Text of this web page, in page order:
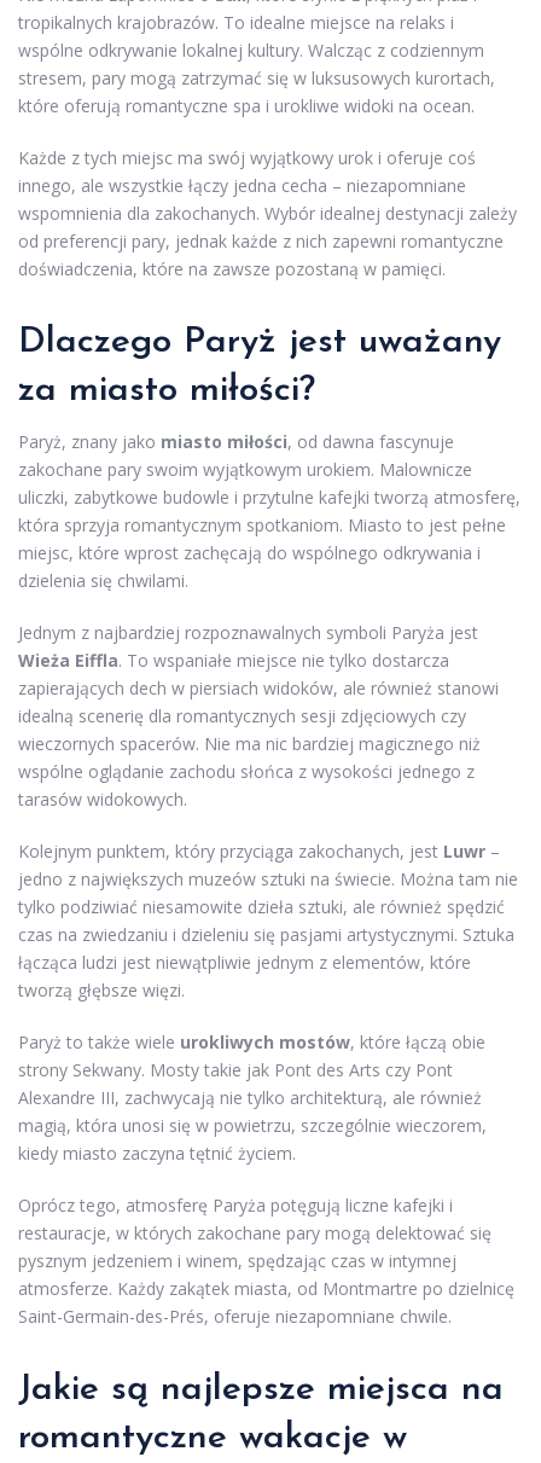
tropikalnych krajobrazów. To idealne miejsce na relaks i
wspólne odkrywanie lokalnej kultury. Walcząc z codziennym
stresem, pary mogą zatrzymać się w luksusowych kurortach,
które oferują romantyczne spa i urokliwe widoki na ocean.
Każde z tych miejsc ma swój wyjątkowy urok i oferuje coś
innego, ale wszystkie łączy jedna cecha – niezapomniane
wspomnienia dla zakochanych. Wybór idealnej destynacji zależy
od preferencji pary, jednak każde z nich zapewni romantyczne
doświadczenia, które na zawsze pozostaną w pamięci.
Dlaczego Paryż jest uważany
za miasto miłości?
Paryż, znany jako miasto miłości, od dawna fascynuje
zakochane pary swoim wyjątkowym urokiem. Malownicze
uliczki, zabytkowe budowle i przytulne kafejki tworzą atmosferę,
która sprzyja romantycznym spotkaniom. Miasto to jest pełne
miejsc, które wprost zachęcają do wspólnego odkrywania i
dzielenia się chwilami.
Jednym z najbardziej rozpoznawalnych symboli Paryża jest
Wieża Eiffla. To wspaniałe miejsce nie tylko dostarcza
zapierających dech w piersiach widoków, ale również stanowi
idealną scenerię dla romantycznych sesji zdjęciowych czy
wieczornych spacerów. Nie ma nic bardziej magicznego niż
wspólne oglądanie zachodu słońca z wysokości jednego z
tarasów widokowych.
Kolejnym punktem, który przyciąga zakochanych, jest Luwr –
jedno z największych muzeów sztuki na świecie. Można tam nie
tylko podziwiać niesamowite dzieła sztuki, ale również spędzić
czas na zwiedzaniu i dzieleniu się pasjami artystycznymi. Sztuka
łącząca ludzi jest niewątpliwie jednym z elementów, które
tworzą głębsze więzi.
Paryż to także wiele urokliwych mostów, które łączą obie
strony Sekwany. Mosty takie jak Pont des Arts czy Pont
Alexandre III, zachwycają nie tylko architekturą, ale również
magią, która unosi się w powietrzu, szczególnie wieczorem,
kiedy miasto zaczyna tętnić życiem.
Oprócz tego, atmosferę Paryża potęgują liczne kafejki i
restauracje, w których zakochane pary mogą delektować się
pysznym jedzeniem i winem, spędzając czas w intymnej
atmosferze. Każdy zakątek miasta, od Montmartre po dzielnicę
Saint-Germain-des-Prés, oferuje niezapomniane chwile.
Jakie są najlepsze miejsca na
romantyczne wakacje w